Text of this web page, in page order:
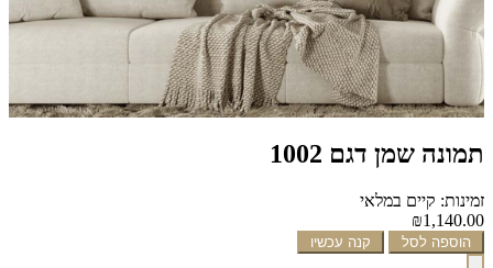
תמונה שמן דגם 1002
זמינות: קיים במלאי
₪1,140.00
הוספה לסל קנה עכשיו